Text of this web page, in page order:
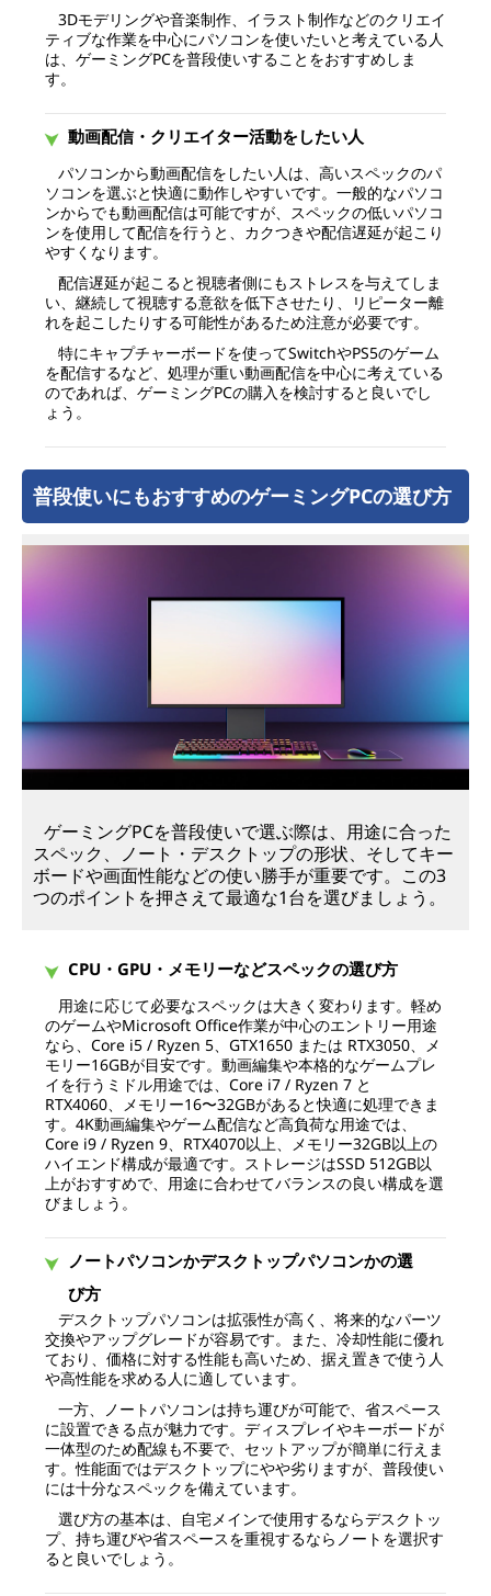
3Dモデリングや音楽制作、イラスト制作などのクリエイ
ティブな作業を中心にパソコンを使いたいと考えている人
は、ゲーミングPCを普段使いすることをおすすめしま
す。
動画配信・クリエイター活動をしたい人
パソコンから動画配信をしたい人は、高いスペックのパ
ソコンを選ぶと快適に動作しやすいです。一般的なパソコ
ンからでも動画配信は可能ですが、スペックの低いパソコ
ンを使用して配信を行うと、カクつきや配信遅延が起こり
やすくなります。
配信遅延が起こると視聴者側にもストレスを与えてしま
い、継続して視聴する意欲を低下させたり、リピーター離
れを起こしたりする可能性があるため注意が必要です。
特にキャプチャーボードを使ってSwitchやPS5のゲーム
を配信するなど、処理が重い動画配信を中心に考えている
のであれば、ゲーミングPCの購入を検討すると良いでし
ょう。
普段使いにもおすすめのゲーミングPCの選び方
ゲーミングPCを普段使いで選ぶ際は、用途に合った
スペック、ノート・デスクトップの形状、そしてキー
ボードや画面性能などの使い勝手が重要です。この3
つのポイントを押さえて最適な1台を選びましょう。
CPU・GPU・メモリーなどスペックの選び方
用途に応じて必要なスペックは大きく変わります。軽め
のゲームやMicrosoft Office作業が中心のエントリー用途
なら、Core i5 / Ryzen 5、GTX1650 または RTX3050、メ
モリー16GBが目安です。動画編集や本格的なゲームプレ
イを行うミドル用途では、Core i7 / Ryzen 7 と
RTX4060、メモリー16〜32GBがあると快適に処理できま
す。4K動画編集やゲーム配信など高負荷な用途では、
Core i9 / Ryzen 9、RTX4070以上、メモリー32GB以上の
ハイエンド構成が最適です。ストレージはSSD 512GB以
上がおすすめで、用途に合わせてバランスの良い構成を選
びましょう。
ノートパソコンかデスクトップパソコンかの選
び方
デスクトップパソコンは拡張性が高く、将来的なパーツ
交換やアップグレードが容易です。また、冷却性能に優れ
ており、価格に対する性能も高いため、据え置きで使う人
や高性能を求める人に適しています。
一方、ノートパソコンは持ち運びが可能で、省スペース
に設置できる点が魅力です。ディスプレイやキーボードが
一体型のため配線も不要で、セットアップが簡単に行えま
す。性能面ではデスクトップにやや劣りますが、普段使い
には十分なスペックを備えています。
選び方の基本は、自宅メインで使用するならデスクトッ
プ、持ち運びや省スペースを重視するならノートを選択す
ると良いでしょう。